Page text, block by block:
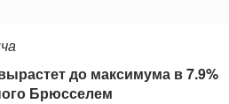
до максимума в 7.9%
Брюсселем